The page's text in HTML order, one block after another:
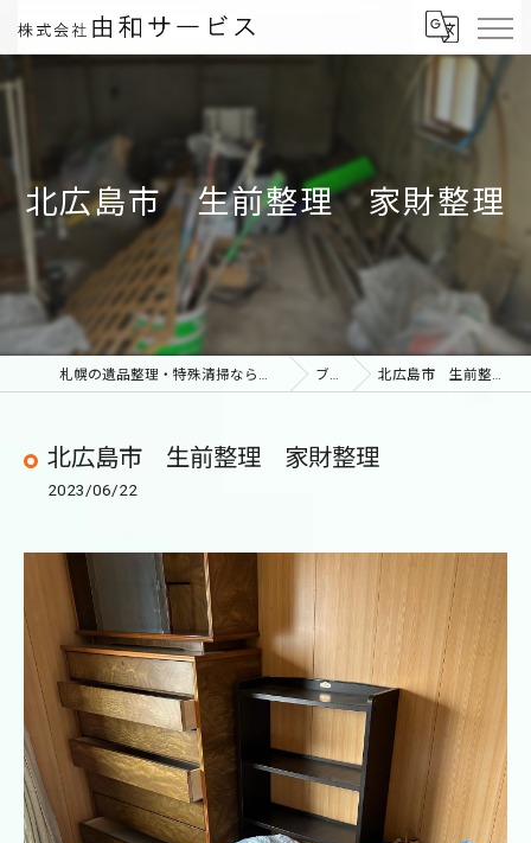
北広島市 生前整理 家財整理
札幌の遺品整理・特殊清掃なら株式会社由和サービス ブログ 北広島市 生前整理 家財整理
北広島市 生前整理 家財整理
2023/06/22